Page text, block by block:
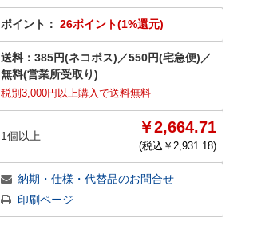
ポイント： 26ポイント(1%還元)
送料： 385円(ネコポス) ／550円(宅急便) ／
無料(営業所受取り)
税別3,000円以上購入で送料無料
1個以上 ￥2,664.71
(税込￥ 2,931.18)
納期・仕様・代替品のお問合せ
印刷ページ